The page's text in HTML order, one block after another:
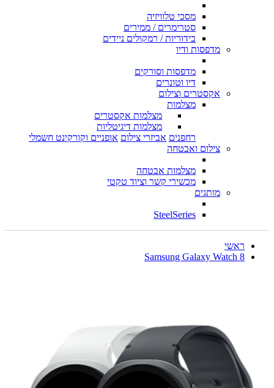
מסכי טלוויזיה
סטרימרים / ממירים
בידוריות / רמקולים ניידים
מדפסות ודיו
מדפסות וסורקים
דיו וטונרים
אקסטרים וצילום
מצלמות
מצלמות אקסטרים
מצלמות דיגיטליות
רחפנים אביזרי צילום אופניים וקורקינט חשמלי
צילום ואבטחה
מצלמות אבטחה
מכשירי קשר וציוד טקטי
מותגים
SteelSeries
ראשי
Samsung Galaxy Watch 8